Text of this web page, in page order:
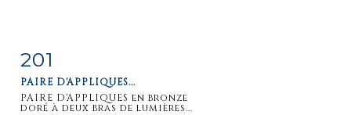
Item detail
201
PAIRE D'APPLIQUES...
PAIRE D'APPLIQUES en bronze
doré à deux bras de lumières...